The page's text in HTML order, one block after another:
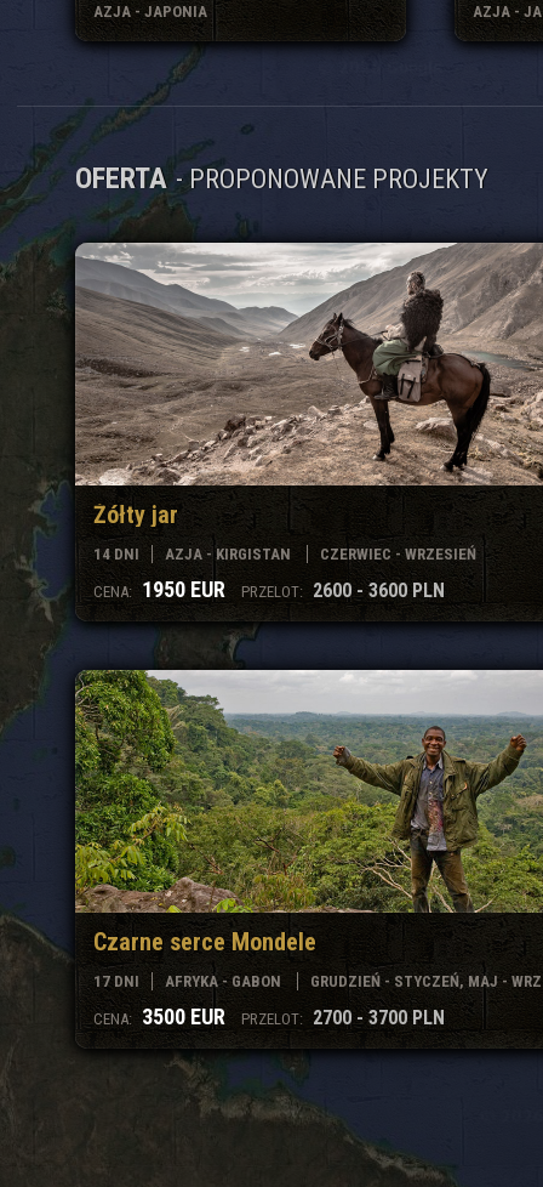
AZJA - JAPONIA AZJA -
OFERTA - PROPONOWANE PROJEKTY
Żółty jar
14 DNI AZJA - KIRGISTAN CZERWIEC - WRZESIEŃ
CENA: 1950 EUR PRZELOT: 2600 - 3600 PLN
Czarne serce Mondele
17 DNI AFRYKA - GABON GRUDZIEŃ - STYCZEŃ, MAJ -
CENA: 3500 EUR PRZELOT: 2700 - 3700 PLN